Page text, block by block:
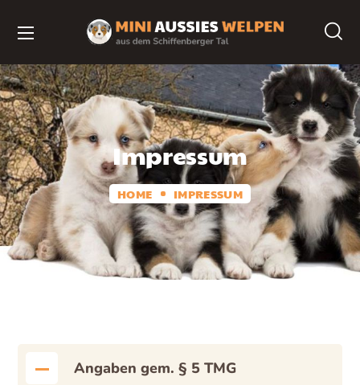
Impressum
HOME IMPRESSUM
Angaben gem. § 5 TMG